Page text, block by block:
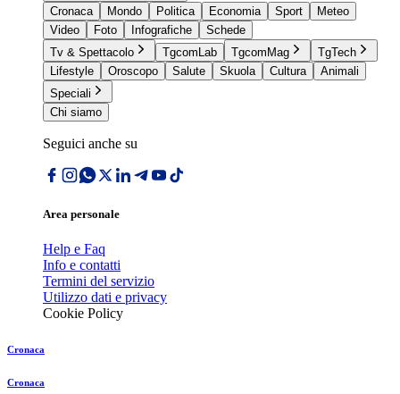
Cronaca
Mondo Politica Economia Sport
Meteo
Video
Foto Infografiche
Schede
Tv & Spettacolo
TgcomLab TgcomMag
TgTech
Lifestyle
Oroscopo Salute Skuola Cultura
Animali
Speciali
Chi siamo
Seguici anche su
Area personale
Help e Faq
Info e contatti
Termini del servizio
Utilizzo dati e privacy
Cookie Policy
Cronaca
Cronaca